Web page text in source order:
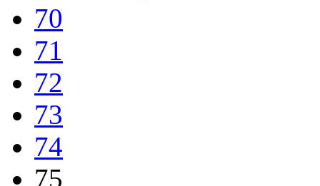
70
71
72
73
74
75